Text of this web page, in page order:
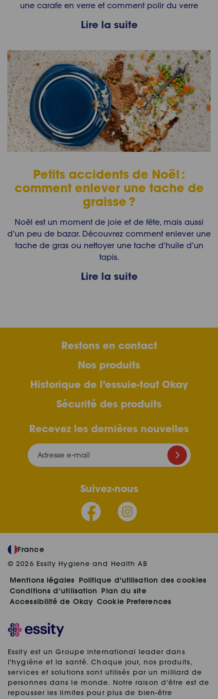
une carafe en verre et comment polir du verre
Lire la suite
Petits accidents de Noël :
comment enlever une tache de
graisse ?
Noël est un moment de joie et de fête, mais aussi
d’un peu de bazar. Découvrez comment enlever une
tache de gras ou nettoyer une tache d’huile d’un
tapis.
Lire la suite
Restons en contact
Nos produits
Historique de l’essuie-tout Okay
Sécurité des produits
Recevez les dernières nouvelles
Adresse e-mail
Suivez-nous
France
© 2026 Essity Hygiene and Health AB
Mentions légales
Politique d'utilisation des cookies
Conditions d’utilisation Plan du site
Accessibilité de Okay Cookie Preferences
Essity est un Groupe international leader dans
l'hygiène et la santé. Chaque jour, nos produits,
services et solutions sont utilisés par un milliard de
personnes dans le monde. Notre raison d’être est de
repousser les limites pour plus de bien-être